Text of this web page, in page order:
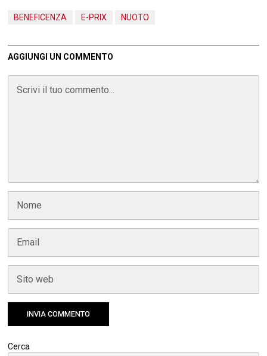
BENEFICENZA E-PRIX NUOTO
AGGIUNGI UN COMMENTO
Cerca